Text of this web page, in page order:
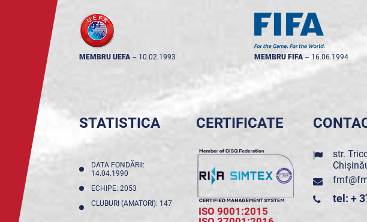
MEMBRU UEFA -- 10.02.1993 MEMBRU FIFA -- 16.06.1994
STATISTICA
DATA FONDĂRII:
14.04.1990
ECHIPE: 2053
CLUBURI (AMATORI): 147
CERTIFICATE
ISO 9001:2015
str.
tel: +